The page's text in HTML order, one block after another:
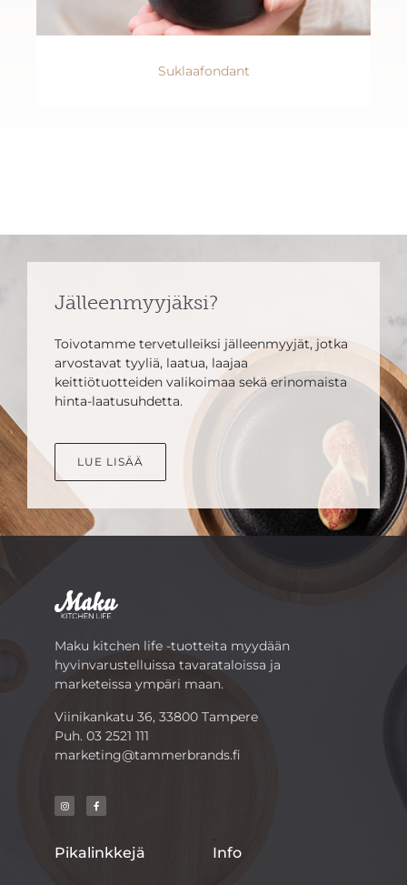
Suklaafondant
Jälleenmyyjäksi?
Toivotamme tervetulleiksi jälleenmyyjät, jotka
arvostavat tyyliä, laatua, laajaa
keittiötuotteiden valikoimaa sekä erinomaista
hinta-laatusuhdetta.
LUE LISÄÄ
Maku kitchen life -tuotteita myydään
hyvinvarustelluissa tavarataloissa ja
marketeissa ympäri maan.
Viinikankatu 36, 33800 Tampere
Puh. 03 2521 111
marketing@tammerbrands.fi
Pikalinkkejä Info